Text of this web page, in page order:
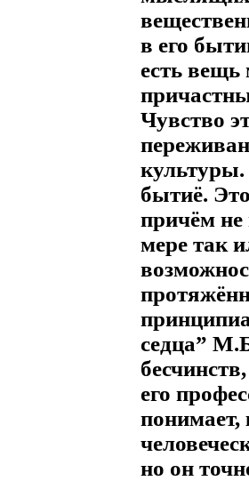
в его
есть
Чувство
культуры.
бытиё.
причём не
мере так
седца”
его
понимает,
но он